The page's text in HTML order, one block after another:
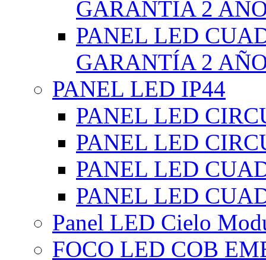
GARANTÍA 2
PANEL LED
GARANTÍA 2
PANEL LED IP44
PANEL LED
PANEL LED
PANEL LED
PANEL LED
Panel LED Cielo
FOCO LED COB